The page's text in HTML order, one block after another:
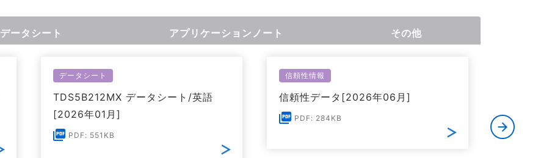
データシート アプリケーションノート その他
データシート
TDS5B212MX データシート/英語
[2026年01月]
PDF: 551KB
信頼性情報
信頼性データ[2026年06月]
PDF: 284KB
る証明